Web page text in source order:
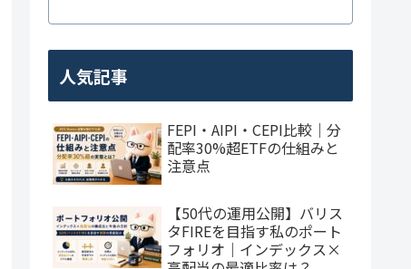
人気記事
FEPI・AIPI・CEPI比較｜分
配率30%超ETFの仕組みと
注意点
【50代の運用公開】バリス
タFIREを目指す私のポート
フォリオ｜インデックス×